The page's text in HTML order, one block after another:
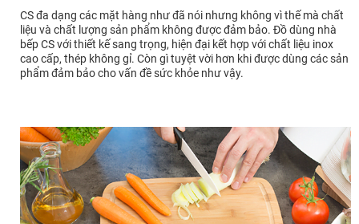
CS đa dạng các mặt hàng như đã nói nhưng không vì thế mà chất
liệu và chất lượng sản phẩm không được đảm bảo. Đồ dùng nhà
bếp CS với thiết kế sang trọng, hiện đại kết hợp với chất liệu inox
cao cấp, thép không gỉ. Còn gì tuyệt vời hơn khi được dùng các sản
phẩm đảm bảo cho vấn đề sức khỏe như vậy.